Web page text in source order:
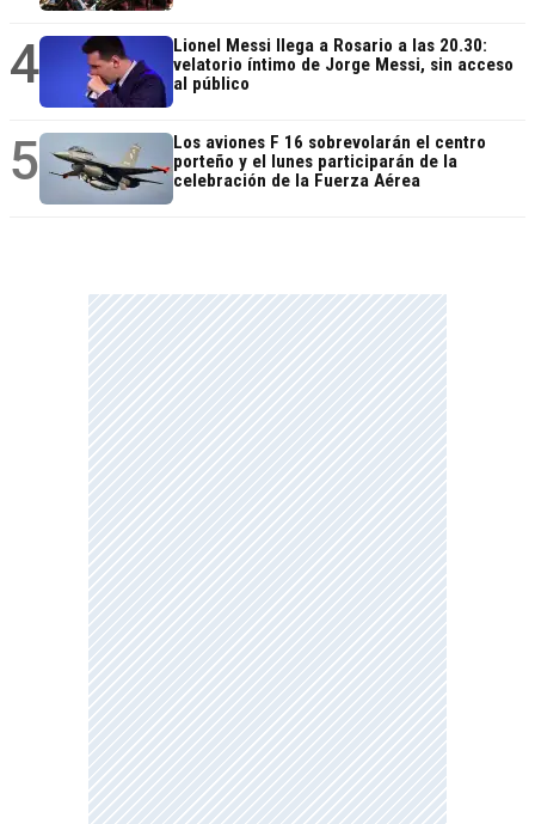
4
Lionel Messi llega a Rosario a las 20.30:
velatorio íntimo de Jorge Messi, sin acceso
al público
5
Los aviones F 16 sobrevolarán el centro
porteño y el lunes participarán de la
celebración de la Fuerza Aérea